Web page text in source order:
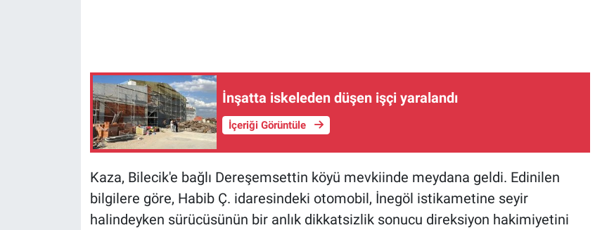
İnşatta iskeleden düşen işçi yaralandı
İçeriği Görüntüle
Kaza, Bilecik'e bağlı Dereşemsettin köyü mevkiinde meydana geldi. Edinilen
bilgilere göre, Habib Ç. idaresindeki otomobil, İnegöl istikametine seyir
halindeyken sürücüsünün bir anlık dikkatsizlik sonucu direksiyon hakimiyetini